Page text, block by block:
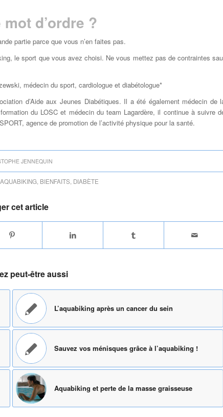
d’ordre ?
partie parce que vous n’en faites pas.
le sport que vous avez choisi. Ne vous mettez pas de contraintes
médecin du sport, cardiologue et diabétologue*
d’Aide aux Jeunes Diabétiques. Il a été également médecin de
du LOSC et médecin du team Lagardère, il continue à suivre
agence de promotion de l’activité physique pour la santé.
JENNEQUIN
AQUABIKING, BIENFAITS, DIABÈTE
cet article
peut-être aussi
L’aquabiking après un cancer du sein
Sauvez vos ménisques grâce à l’aquabiking !
Aquabiking et perte de la masse graisseuse